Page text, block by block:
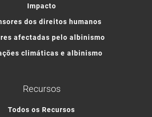
Impacto
dos direitos humanos
afectadas pelo albinismo
climáticas e albinismo
Recursos
Todos os Recursos